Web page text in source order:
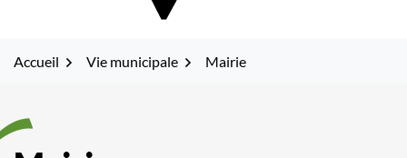
Accueil Vie municipale Mairie